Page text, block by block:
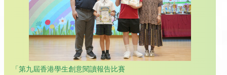
「第九屆香港學生創意閱讀報告比賽